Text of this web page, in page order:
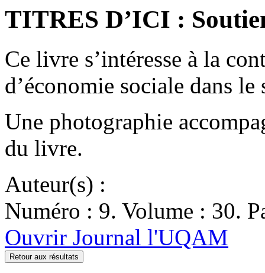
TITRES D’ICI :
Ce livre s’intéresse à la
d’économie sociale dans
Une photographie
du livre.
Auteur(s) :
Numéro : 9. Volume : 30.
Ouvrir Journal l'UQAM
Retour aux résultats